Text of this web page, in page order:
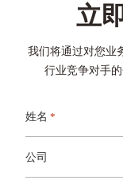
立
我们将通过对您业
行业竞争对手
姓名 *
公司